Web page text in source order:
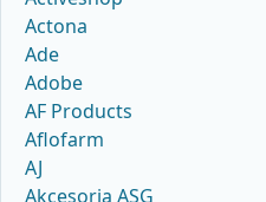
Actona
Ade
Adobe
AF Products
Aflofarm
AJ
Akcesoria ASG